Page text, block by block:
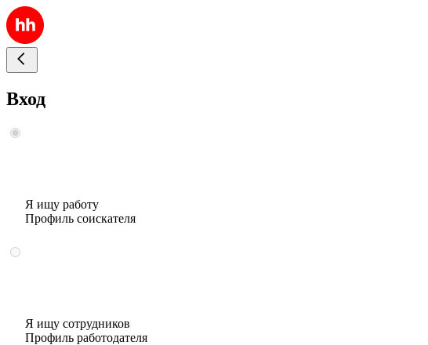
Вход
Я ищу работу
Профиль соискателя
Я ищу сотрудников
Профиль работодателя